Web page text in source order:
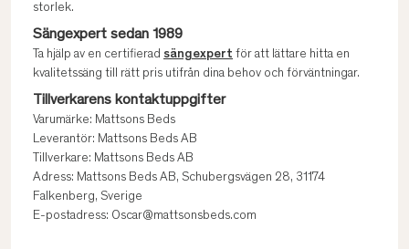
storlek.
Sängexpert sedan 1989
Ta hjälp av en certifierad sängexpert för att lättare hitta en
kvalitetssäng till rätt pris utifrån dina behov och förväntningar.
Tillverkarens kontaktuppgifter
Varumärke: Mattsons Beds
Leverantör: Mattsons Beds AB
Tillverkare: Mattsons Beds AB
Adress: Mattsons Beds AB, Schubergsvägen 28, 31174
Falkenberg, Sverige
E-postadress: Oscar@mattsonsbeds.com